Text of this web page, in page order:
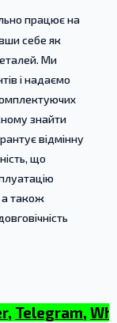
працює на
себе як
Ми
і надаємо
знайти
відмінну
що
а також
, Telegram,